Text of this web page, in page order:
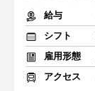
給与
シフト
雇用形態
アクセス